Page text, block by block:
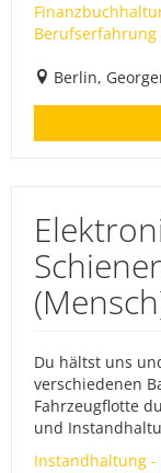
Berufserfahrung
Berlin,
Du hältst uns
verschiedenen
Fahrzeugflotte
und
Instandhaltung -